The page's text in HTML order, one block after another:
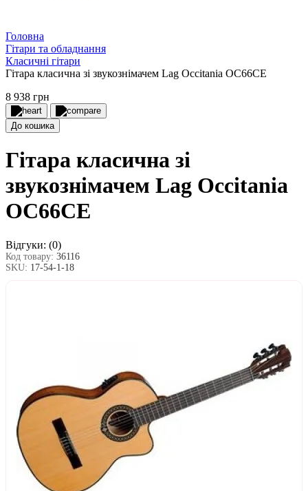
Головна
Гітари та обладнання
Класичні гітари
Гітара класична зі звукознімачем Lag Occitania OC66CE
8 938 грн
До кошика
Гітара класична зі
звукознімачем Lag Occitania
OC66CE
Відгуки: (0)
Код товару: 36116
SKU: 17-54-1-18